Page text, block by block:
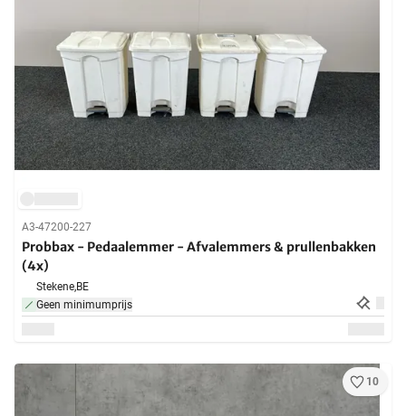
A3-47200-227
Probbax - Pedaalemmer - Afvalemmers & prullenbakken
(4x)
Stekene,BE
Geen minimumprijs
10